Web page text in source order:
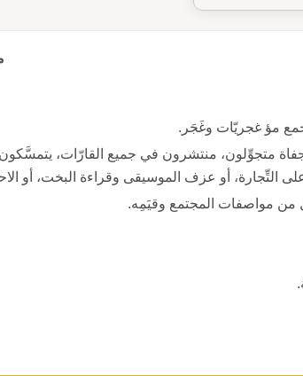
مؤ غجريّات وغَجَر.
متجوِّلون، منتشرون في جميع القارّات، يتمسَّكون
التِّجارة، أو عزف الموسيقى وقراءة البخت، أو
من مواصفات المجتمع وقيَمِه.